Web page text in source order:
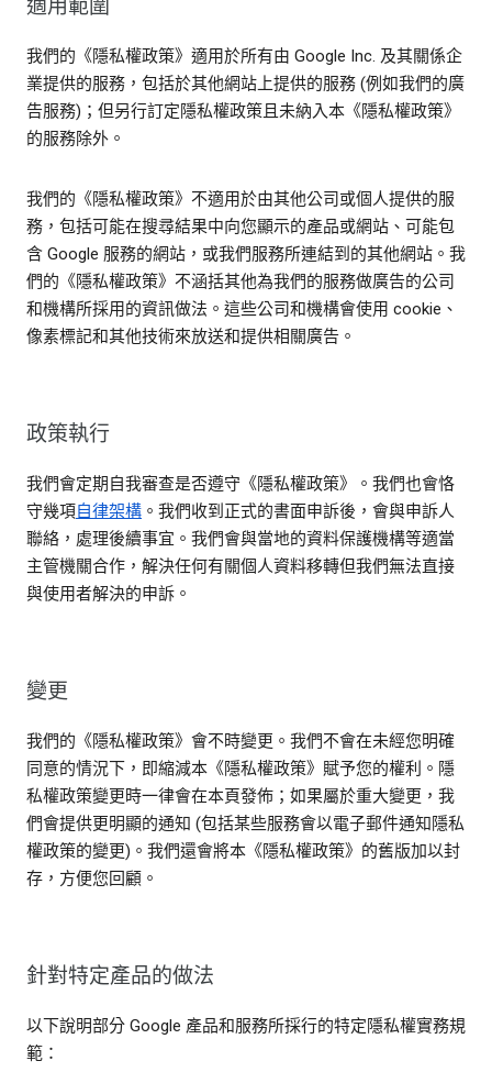
適用範圍
我們的《隱私權政策》適用於所有由 Google Inc. 及其關係企
業提供的服務，包括於其他網站上提供的服務 (例如我們的廣
告服務)；但另行訂定隱私權政策且未納入本《隱私權政策》
的服務除外。
我們的《隱私權政策》不適用於由其他公司或個人提供的服
務，包括可能在搜尋結果中向您顯示的產品或網站、可能包
含 Google 服務的網站，或我們服務所連結到的其他網站。我
們的《隱私權政策》不涵括其他為我們的服務做廣告的公司
和機構所採用的資訊做法。這些公司和機構會使用 cookie、
像素標記和其他技術來放送和提供相關廣告。
政策執行
我們會定期自我審查是否遵守《隱私權政策》。我們也會恪
守幾項自律架構 。我們收到正式的書面申訴後，會與申訴人
聯絡，處理後續事宜。我們會與當地的資料保護機構等適當
主管機關合作，解決任何有關個人資料移轉但我們無法直接
與使用者解決的申訴。
變更
我們的《隱私權政策》會不時變更。我們不會在未經您明確
同意的情況下，即縮減本《隱私權政策》賦予您的權利。隱
私權政策變更時一律會在本頁發佈；如果屬於重大變更，我
們會提供更明顯的通知 (包括某些服務會以電子郵件通知隱私
權政策的變更)。我們還會將本《隱私權政策》的舊版加以封
存，方便您回顧。
針對特定產品的做法
以下說明部分 Google 產品和服務所採行的特定隱私權實務規
範：